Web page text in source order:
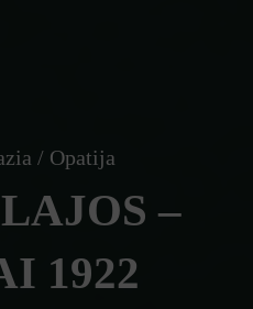
/ Opatija
–
1922